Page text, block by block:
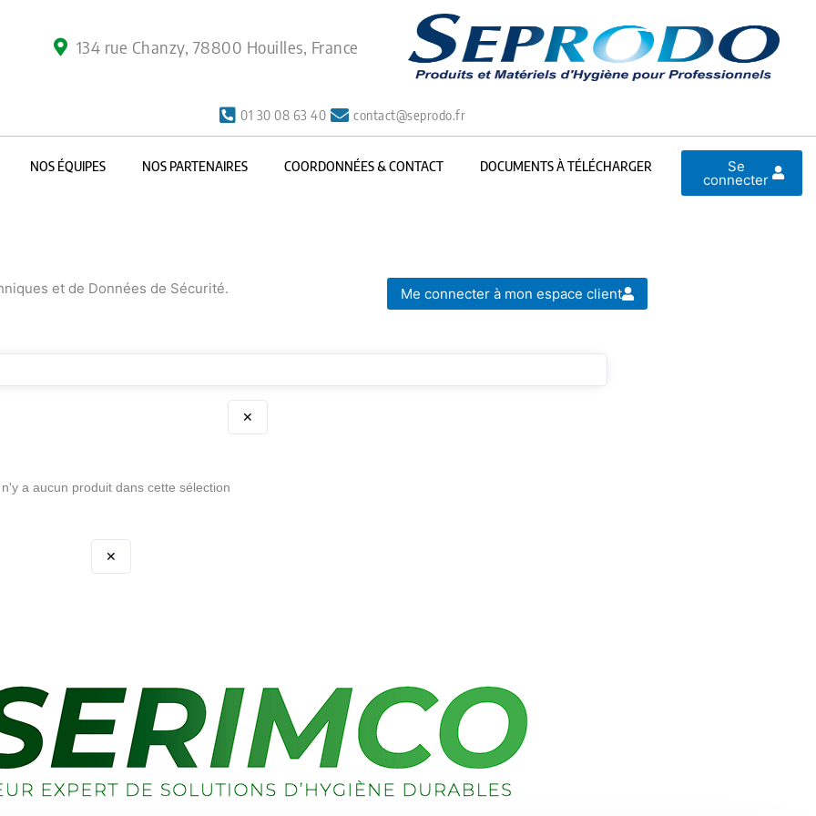
134 rue Chanzy, 78800 Houilles, France
01 30 08 63 40 contact@seprodo.fr
NOS ÉQUIPES NOS PARTENAIRES COORDONNÉES & CONTACT DOCUMENTS À TÉLÉCHARGER Se
connecter
et de Données de Sécurité. Me connecter à mon espace client
✕
n'y a aucun produit dans cette sélection
✕